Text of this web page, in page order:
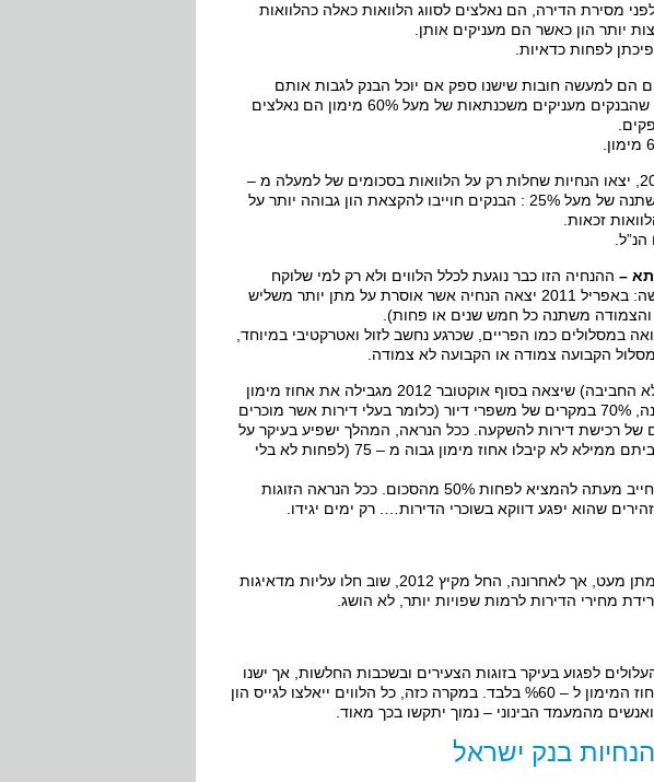
מסירת הדירה, הם נאלצים לסווג הלוואות כאלה כהלוואות
יותר הון כאשר הם מעניקים אותן.
לפחות כדאיות.
הם למעשה חובות שישנו ספק אם יוכל הבנק לגבות אותם
מהלווים. לפי הנחיות שיצאו במאי 2010 , בכל פעם שהבנקים מעניקים משכנתאות של מעל 60% מימון הם נאלצים
בחודש אוקטובר 2010, יצאו הנחיות שחלות רק על הלוואות בסכומים של למעלה מ –
800,000, אחוז מימון של למעלה מ – 60, וריבית משתנה של מעל 25% : הבנקים חוייבו להקצאת הון גבוהה יותר על
זכאות.
– ההנחיה הזו כבר נוגעת לכלל הלווים ולא רק למי שלוקח
משכנתא באחוז מימון גבוה או מצטרף לקבוצת רכישה: באפריל 2011 יצאה הנחיה אשר אוסרת על מתן יותר משליש
והצמודה משתנה כל חמש שנים או פחות).
במסלולים כמו הפריים, שכרגע נחשב לזול ואטרקטיבי במיוחד,
הקבועה צמודה או הקבועה לא צמודה.
– ההנחיה האחרונה (וכנראה לא החביבה) שיצאה בסוף אוקטובר 2012 מגבילה את אחוז מימון
המשכנתא ל – 75% במקרים של רכישת דירה ראשונה, 70% במקרים של משפרי דיור (כלומר בעלי דירות אשר מוכרים
במקומן דירות אחרות) ו – 50% במקרים של רכישת דירות להשקעה. ככל הנראה, המהלך ישפיע בעיקר על
המשקיעים והרבה פחות מכך על רוכשי דירות, שמרביתם ממילא לא קיבלו אחוז מימון גבוה מ – 75 (לפחות לא בלי
המשמעות: מי שמעוניין לרכוש דירה להשקעה יהיה חייב מעתה להמציא לפחות 50% מהסכום. ככל הנראה הזוגות
שהוא יפגע דווקא בשוכרי הדירות…. רק ימים יגידו.
במשך תקופה מסויימת נדמה היה כי השוק אכן מתמתן מעט, אך לאחרונה, החל מקיץ 2012, שוב חלו עליות מדאיגות
מחירי הדירות לרמות שפויות יותר, לא הושג.
לפגוע בעיקר בזוגות הצעירים ובשכבות החלשות, אך ישנו
צעד אחד נוסף שעלול להתממש בעתיד – הגבלת אחוז המימון ל – %60 בלבד. במקרה כזה, כל הלווים ייאלצו לגייס הון
בנק ישראל